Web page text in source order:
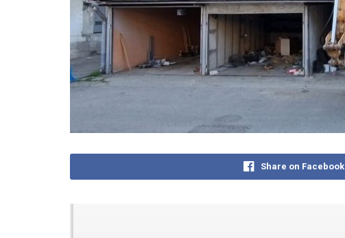
Share on Facebook